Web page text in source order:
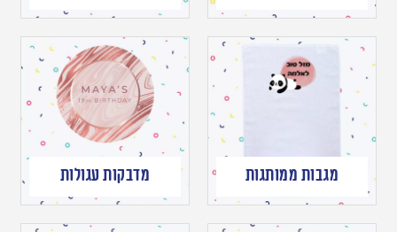
מגבות ממותגות מדבקות עגולות